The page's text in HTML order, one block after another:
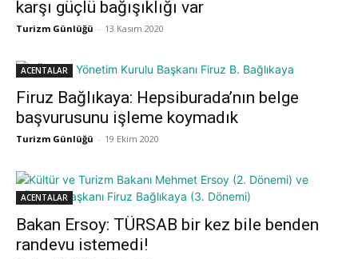
karşı güçlü bağışıklığı var
Turizm Günlüğü - 13 Kasım 2020
ACENTALAR
Firuz Bağlıkaya: Hepsiburada’nın belge
başvurusunu işleme koymadık
Turizm Günlüğü - 19 Ekim 2020
ACENTALAR
Bakan Ersoy: TÜRSAB bir kez bile benden
randevu istemedi!